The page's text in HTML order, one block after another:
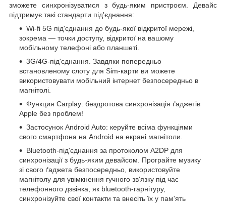
зможете синхронізуватися з будь-яким пристроєм. Девайс
підтримує такі стандарти під'єднання:
Wi-fi 5G під'єднання до будь-якої відкритої мережі,
зокрема — точки доступу, відкритої на вашому
мобільному телефоні або планшеті.
3G/4G-під'єднання. Завдяки попередньо
встановленому слоту для Sim-карти ви можете
використовувати мобільний інтернет безпосередньо в
магнітолі.
Функция Carplay: бездротова синхронізація ґаджетів
Apple без проблем!
Застосунок Android Auto: керуйте всіма функціями
свого смартфона на Android на екрані магнітоли.
Bluetooth-під'єднання за протоколом A2DP для
синхронізації з будь-яким девайсом. Програйте музику
зі свого ґаджета безпосередньо, використовуйте
магнітолу для увімкнення гучного зв'язку під час
телефонного дзвінка, як bluetooth-гарнітуру,
синхронізуйте свої контакти та внесіть їх у пам'ять